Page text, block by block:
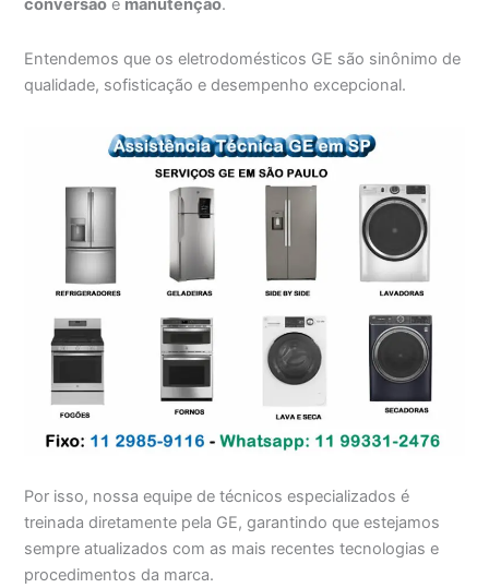
conversão e manutenção.
Entendemos que os eletrodomésticos GE são sinônimo de
qualidade, sofisticação e desempenho excepcional.
Por isso, nossa equipe de técnicos especializados é
treinada diretamente pela GE, garantindo que estejamos
sempre atualizados com as mais recentes tecnologias e
procedimentos da marca.